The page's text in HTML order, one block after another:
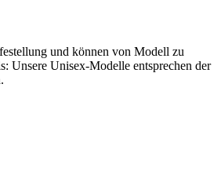
und können von Modell zu
Unsere Unisex-Modelle entsprechen der